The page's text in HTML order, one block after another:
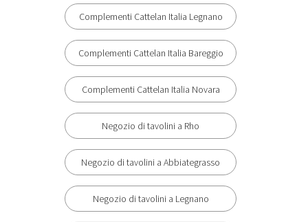
Complementi Cattelan Italia Legnano
Complementi Cattelan Italia Bareggio
Complementi Cattelan Italia Novara
Negozio di tavolini a Rho
Negozio di tavolini a Abbiategrasso
Negozio di tavolini a Legnano